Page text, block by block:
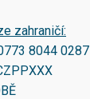
zahraničí:
8044 0287